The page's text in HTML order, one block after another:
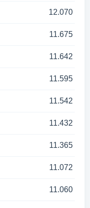
12.070
11.675
11.642
11.595
11.542
11.432
11.365
11.072
11.060